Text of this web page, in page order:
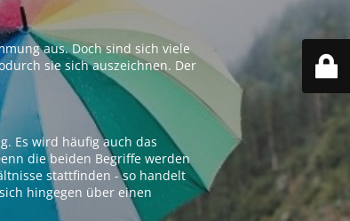
aus. Doch sind sich viele
sie sich auszeichnen. Der
Es wird häufig auch das
die beiden Begriffe werden
stattfinden - so handelt
hingegen über einen